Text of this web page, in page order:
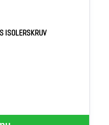
ISOLERSKRUV